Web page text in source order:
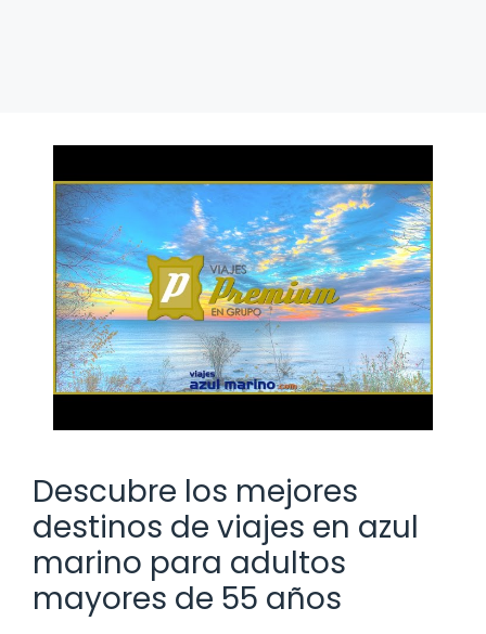
Descubre los mejores
destinos de viajes en azul
marino para adultos
mayores de 55 años